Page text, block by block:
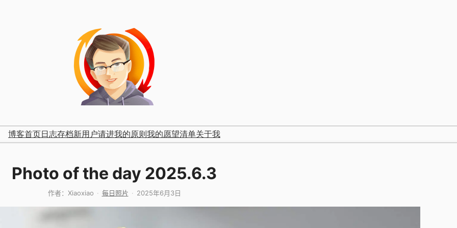
博客首页日志存档新用户请进我的原则 我的愿望清单关于我
Photo of the day 2025.6.3
作者： Xiaoxiao 每日照片 2025年6月3日